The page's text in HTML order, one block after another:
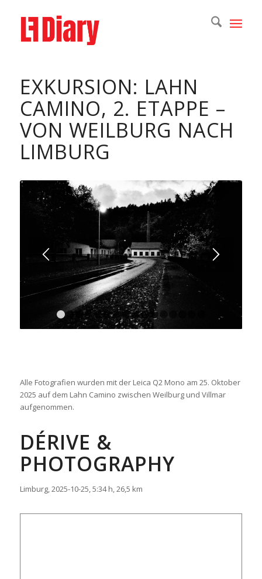
EXKURSION: LAHN
CAMINO, 2. ETAPPE –
VON WEILBURG NACH
LIMBURG
1 2 3 4 5 1112 14
Alle Fotografien wurden mit der Leica Q2 Mono am 25. Oktober
2025 auf dem Lahn Camino zwischen Weilburg und Villmar
aufgenommen.
DÉRIVE &
PHOTOGRAPHY
Limburg, 2025-10-25, 5:34 h, 26,5 km